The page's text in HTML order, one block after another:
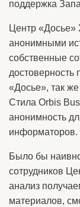
поддержка
Центр «Досье»
анонимными
собственные
«Досье», так
Стила Orbis
анонимность
информаторов.
Было бы
сотрудников
анализ
материалов,